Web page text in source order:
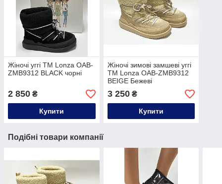
Жіночі уггі ТМ Lonza OAB-
ZMB9312 BLACK чорні
2 850 ₴
Купити
Жіночі зимові замшеві уггі
ТМ Lonza OAB-ZMB9312
BEIGE Бежеві
3 250₴
Купити
Подібні товари компанії